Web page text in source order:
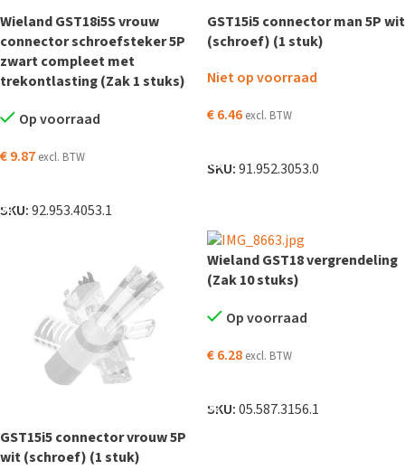
Wieland GST18i5S vrouw
connector schroefsteker 5P
zwart compleet met
trekontlasting (Zak 1 stuks)
Op voorraad
€9.87 excl. BTW
SKU:92.953.4053.1
GST15i5 connector man 5P wit
(schroef) (1 stuk)
Niet op voorraad
€6.46 excl. BTW
SKU:91.952.3053.0
GST15i5 connector vrouw 5P
wit (schroef) (1 stuk)
Wieland GST18 vergrendeling
(Zak 10 stuks)
Op voorraad
€6.28 excl. BTW
SKU:05.587.3156.1